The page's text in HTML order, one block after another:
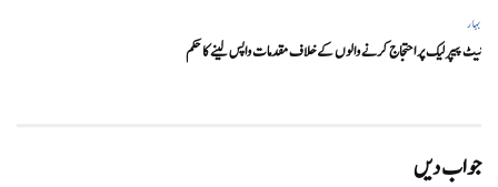
بہار
نیٹ پیپر لیک پر احتجاج کرنے والوں کے خلاف مقدمات واپس لینے کا حکم
جواب دیں